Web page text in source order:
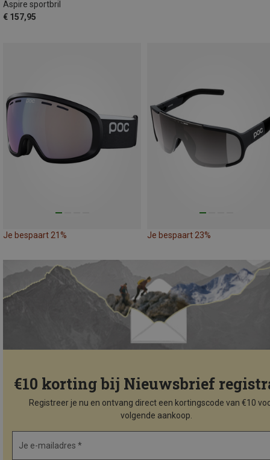
Aspire sportbril
€ 157,95
Je bespaart 21% Je bespaart 23%
€10 korting bij Nieuwsbrief
Registreer je nu en ontvang direct een kortingscode van €10
volgende aankoop.
Je e-mailadres *